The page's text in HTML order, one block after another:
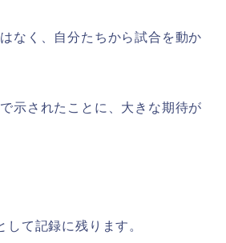
なく、自分たちから試合を動か
示されたことに、大きな期待が
て記録に残ります。